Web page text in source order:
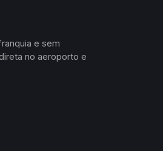
e sem
no aeroporto e